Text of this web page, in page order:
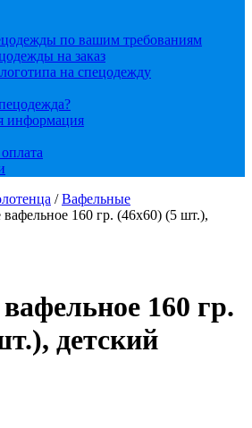
по вашим требованиям
на заказ
на спецодежду
информация
/Вафельные
160 гр. (46х60) (5 шт.),
160 гр.
детский